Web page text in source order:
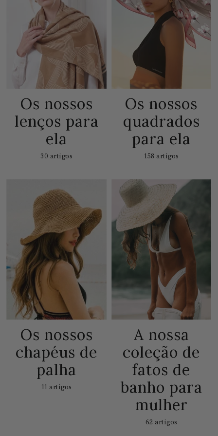
Os nossos
lenços para
ela
30 artigos
Os nossos
quadrados
para ela
158 artigos
Os nossos
chapéus de
palha
11 artigos
A nossa
coleção de
fatos de
banho para
mulher
62 artigos